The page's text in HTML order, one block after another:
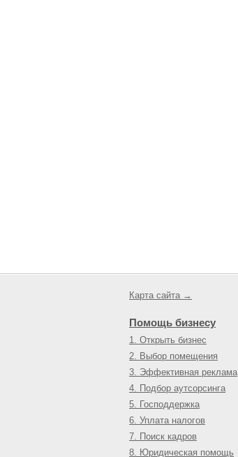
Карта сайта →
Помощь бизнесу
1. Открыть бизнес
2. Выбор помещения
3. Эффективная реклама
4. Подбор аутсорсинга
5. Господдержка
6. Уплата налогов
7. Поиск кадров
8. Юридическая помощь